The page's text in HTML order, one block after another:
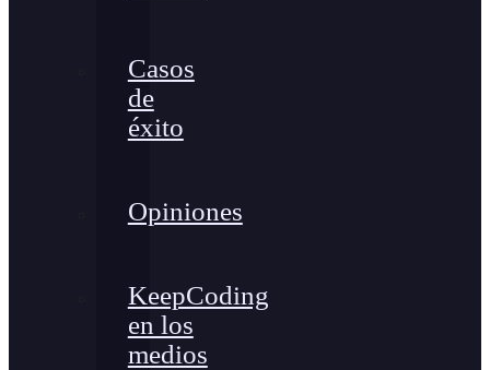
Casos
de
éxito
Opiniones
KeepCoding
en los
medios